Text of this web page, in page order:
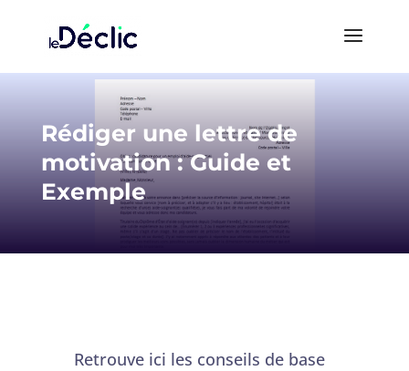
Rédiger une lettre de
motivation : Guide et
Exemple
Retrouve ici les conseils de base